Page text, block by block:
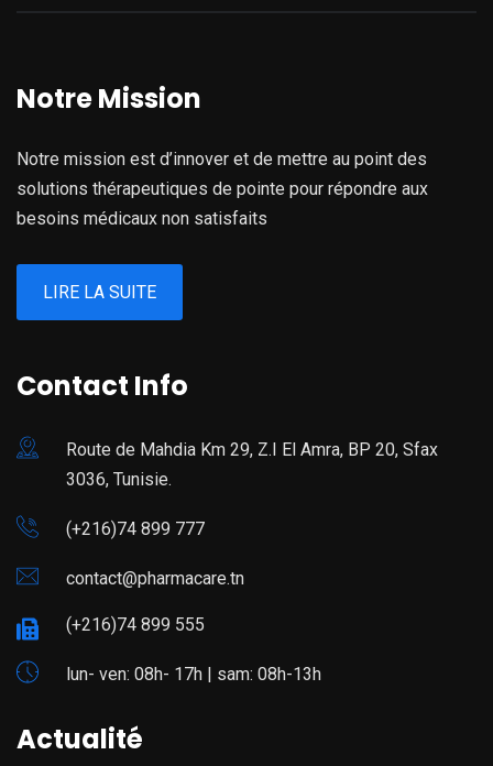
Notre Mission
Notre mission est d’innover et de mettre au point des
solutions thérapeutiques de pointe pour répondre aux
besoins médicaux non satisfaits
LIRE LA SUITE
Contact Info
Route de Mahdia Km 29, Z.I El Amra, BP 20, Sfax
3036, Tunisie.
(+216)74 899 777
contact@pharmacare.tn
(+216)74 899 555
lun- ven: 08h- 17h | sam: 08h-13h
Actualité